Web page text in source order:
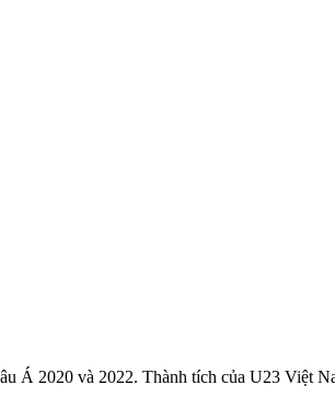
2020 và 2022. Thành tích của U23 Việt